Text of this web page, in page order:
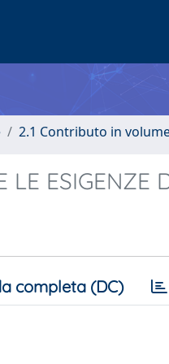
2.1 Contributo in
LE ESIGENZE
completa (DC)